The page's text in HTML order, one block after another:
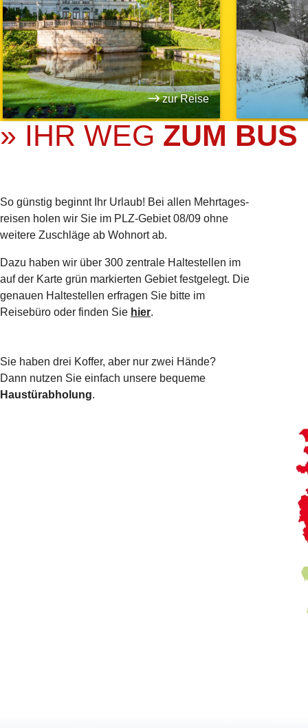
zur Reise
» IHR WEG ZUM BUS
So günstig beginnt Ihr Urlaub! Bei allen Mehrtages­
reisen holen wir Sie im PLZ-Gebiet 08/09 ohne
weitere Zuschläge ab Wohnort ab.
Dazu haben wir über 300 zentrale Haltestellen im
auf der Karte grün markierten Gebiet festgelegt. Die
genauen Haltestellen erfragen Sie bitte im
Reisebüro oder finden Sie hier.
Sie haben drei Koffer, aber nur zwei Hände?
Dann nutzen Sie einfach unsere bequeme
Haustürabholung.